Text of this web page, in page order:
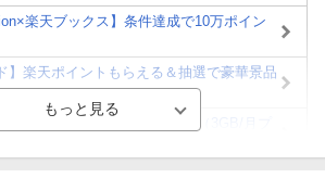
楽天ブックス】条件達成で10万ポイン
】楽天ポイントもらえる＆抽選で豪華景品